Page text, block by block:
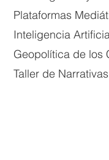
Plataformas
Inteligencia
Geopolítica de los
Taller de